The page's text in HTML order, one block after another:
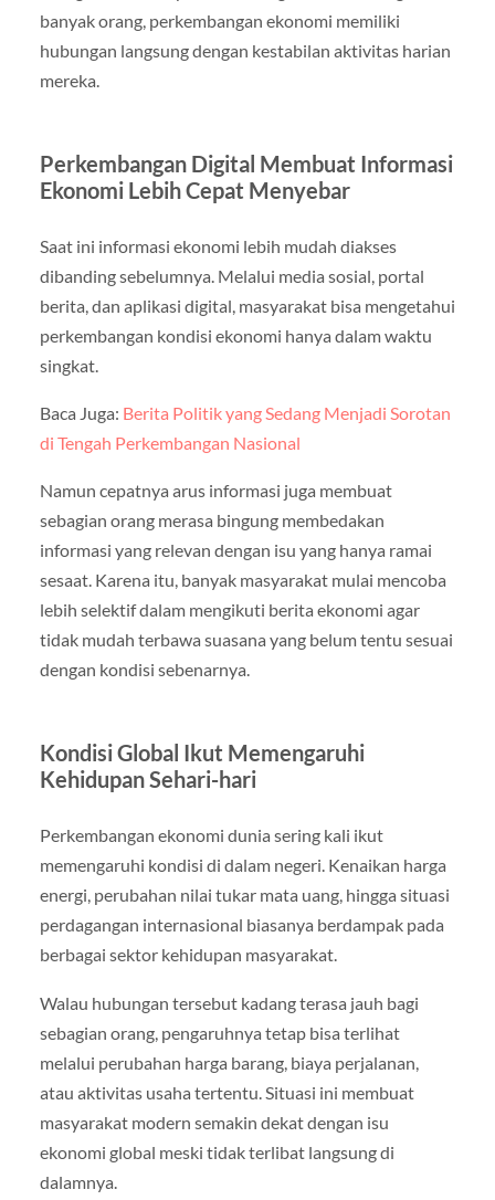
banyak orang, perkembangan ekonomi memiliki
hubungan langsung dengan kestabilan aktivitas harian
mereka.
Perkembangan Digital Membuat Informasi
Ekonomi Lebih Cepat Menyebar
Saat ini informasi ekonomi lebih mudah diakses
dibanding sebelumnya. Melalui media sosial, portal
berita, dan aplikasi digital, masyarakat bisa mengetahui
perkembangan kondisi ekonomi hanya dalam waktu
singkat.
Baca Juga: Berita Politik yang Sedang Menjadi Sorotan
di Tengah Perkembangan Nasional
Namun cepatnya arus informasi juga membuat
sebagian orang merasa bingung membedakan
informasi yang relevan dengan isu yang hanya ramai
sesaat. Karena itu, banyak masyarakat mulai mencoba
lebih selektif dalam mengikuti berita ekonomi agar
tidak mudah terbawa suasana yang belum tentu sesuai
dengan kondisi sebenarnya.
Kondisi Global Ikut Memengaruhi
Kehidupan Sehari-hari
Perkembangan ekonomi dunia sering kali ikut
memengaruhi kondisi di dalam negeri. Kenaikan harga
energi, perubahan nilai tukar mata uang, hingga situasi
perdagangan internasional biasanya berdampak pada
berbagai sektor kehidupan masyarakat.
Walau hubungan tersebut kadang terasa jauh bagi
sebagian orang, pengaruhnya tetap bisa terlihat
melalui perubahan harga barang, biaya perjalanan,
atau aktivitas usaha tertentu. Situasi ini membuat
masyarakat modern semakin dekat dengan isu
ekonomi global meski tidak terlibat langsung di
dalamnya.